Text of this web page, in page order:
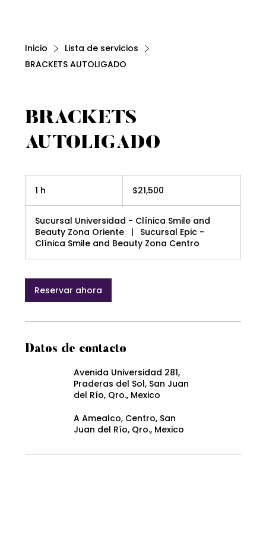
Inicio
Lista de servicios
BRACKETS AUTOLIGADO
BRACKETS
AUTOLIGADO
1 h
mexicanos
$21,500
Sucursal Universidad - Clínica Smile and
Beauty Zona Oriente
|
Sucursal Epic -
Clínica Smile and Beauty Zona Centro
Reservar ahora
Datos de contacto
Avenida Universidad 281,
Praderas del Sol, San Juan
del Río, Qro., Mexico
A Amealco, Centro, San
Juan del Río, Qro., Mexico